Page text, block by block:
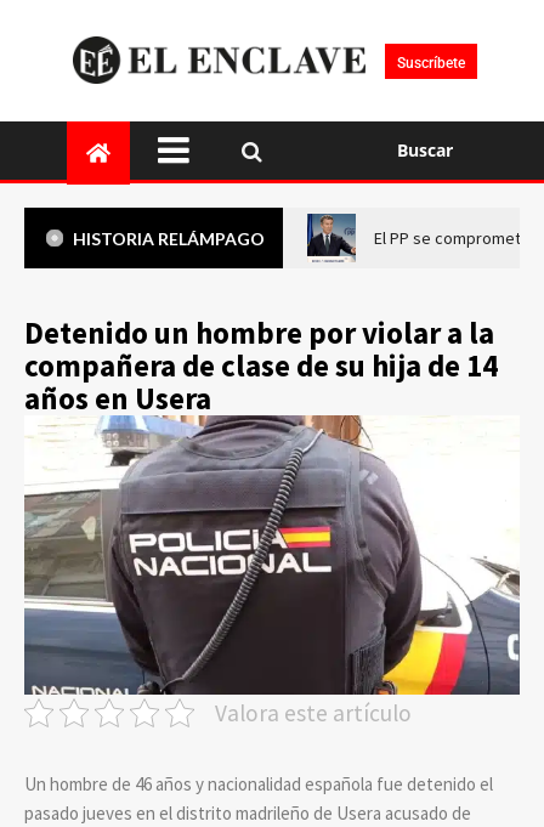
Suscríbete
Buscar
HISTORIA RELÁMPAGO El PP se compromete
Detenido un hombre por violar a la
compañera de clase de su hija de 14
años en Usera
Valora este artículo
Un hombre de 46 años y nacionalidad española fue detenido el
pasado jueves en el distrito madrileño de Usera acusado de